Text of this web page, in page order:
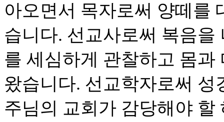
아오면서 목자로써 양떼를
습니다. 선교사로써 복음
를 세심하게 관찰하고 몸
왔습니다. 선교학자로써
주님의 교회가 감당해야